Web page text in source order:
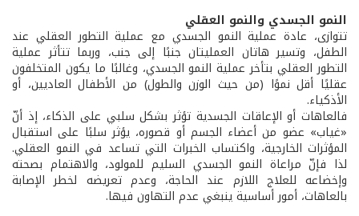
النمو الجسدي والنمو العقلي
تتوازى، عادة عملية النمو الجسدي مع عملية التطور العقلي عند
الطفل، وتسير هاتان العمليتان جنبًا إلى جنب، وربما تتأثر عملية
التطور العقلي بتأخر عملية النمو الجسدي، وغالبًا ما يكون المتخلفون
عقليًا أقل نموًا (من حيث الوزن والطول) من الأطفال العاديين، أو
الأذكياء.
فالعاهات أو الإعاقات الجسدية تؤثر بشكل سلبي على الذكاء، إذ أنّ
«غياب» عضو من أعضاء الجسم أو قصوره، يؤثر سلبًا على استقبال
المؤثرات الخارجية، واكتساب الخبرات التي تساعد في النمو العقلي.
لذا فإنّ مراعاة النمو الجسدي السليم للمولود، والاهتمام بصحته
وإخضاعه للعلاج اللازم عند الحاجة، وعدم تعريضه لخطر الإصابة
بالعاهات، أمور أساسية ينبغي عدم التهاون فيها.